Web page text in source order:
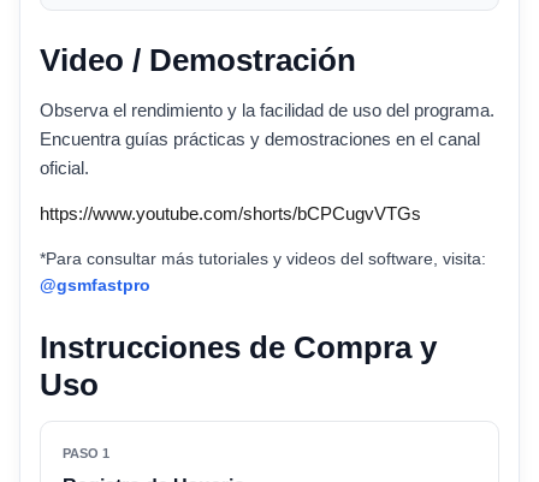
Video / Demostración
Observa el rendimiento y la facilidad de uso del programa.
Encuentra guías prácticas y demostraciones en el canal
oficial.
https://www.youtube.com/shorts/bCPCugvVTGs
*Para consultar más tutoriales y videos del software, visita:
@gsmfastpro
Instrucciones de Compra y
Uso
PASO 1